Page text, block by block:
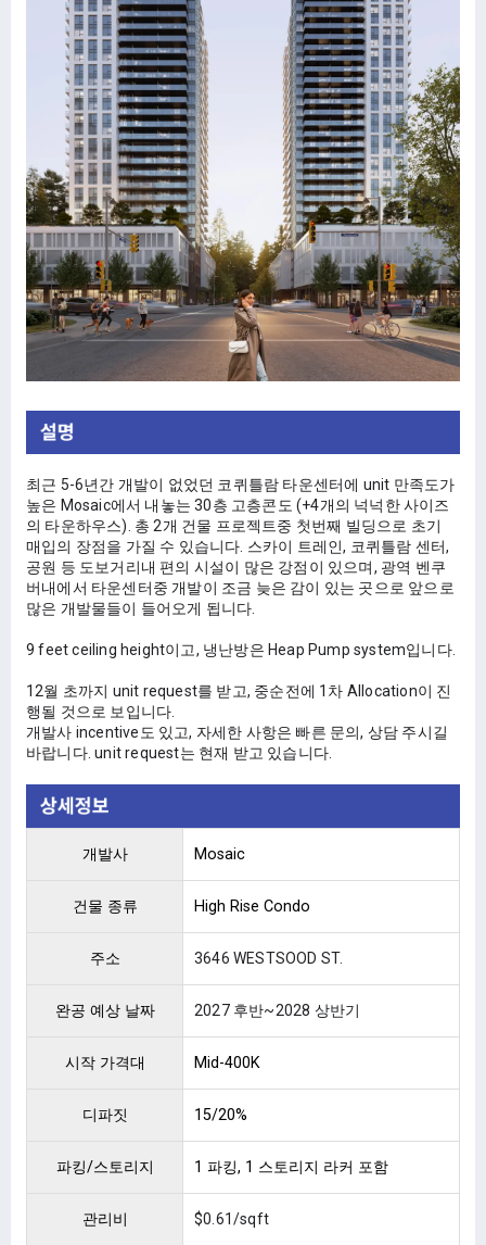
최근 5-6년간 개발이 없었던 코퀴틀람 타운센터에 unit 만족도가
높은 Mosaic에서 내놓는 30층 고층콘도 (+4개의 넉넉한 사이즈
의 타운하우스). 총 2개 건물 프로젝트중 첫번째 빌딩으로 초기
매입의 장점을 가질 수 있습니다. 스카이 트레인, 코퀴틀람 센터,
공원 등 도보거리내 편의 시설이 많은 강점이 있으며, 광역 벤쿠
버내에서 타운센터중 개발이 조금 늦은 감이 있는 곳으로 앞으로
많은 개발물들이 들어오게 됩니다.
9 feet ceiling height이고, 냉난방은 Heap Pump system입니다.
12월 초까지 unit request를 받고, 중순전에 1차 Allocation이 진
행될 것으로 보입니다.
개발사 incentive도 있고, 자세한 사항은 빠른 문의, 상담 주시길
바랍니다. unit request는 현재 받고 있습니다.
개발사 Mosaic
건물 종류 High Rise Condo
주소 3646 WESTSOOD ST.
완공 예상 날짜 2027 후반~2028 상반기
시작 가격대 Mid-400K
디파짓 15/20%
파킹/스토리지 1 파킹, 1 스토리지 라커 포함
관리비 $0.61/sqft